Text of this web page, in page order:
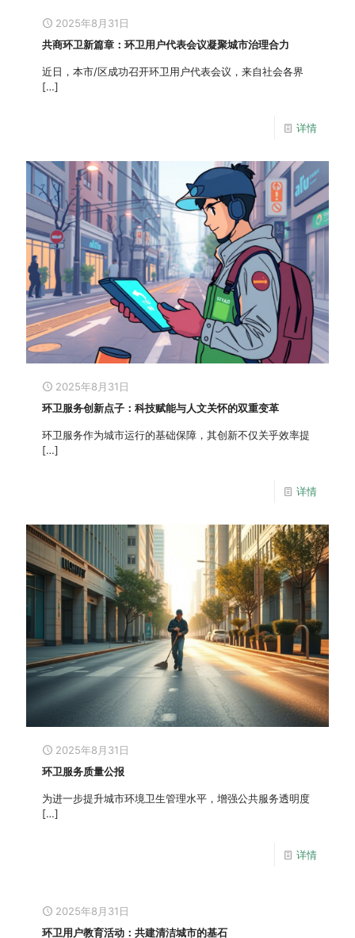
2025年8月31日
共商环卫新篇章：环卫用户代表会议凝聚城市治理合力
近日，本市/区成功召开环卫用户代表会议，来自社会各界
[…]
详情
2025年8月31日
环卫服务创新点子：科技赋能与人文关怀的双重变革
环卫服务作为城市运行的基础保障，其创新不仅关乎效率提
[…]
详情
2025年8月31日
环卫服务质量公报
为进一步提升城市环境卫生管理水平，增强公共服务透明度
[…]
详情
2025年8月31日
环卫用户教育活动：共建清洁城市的基石